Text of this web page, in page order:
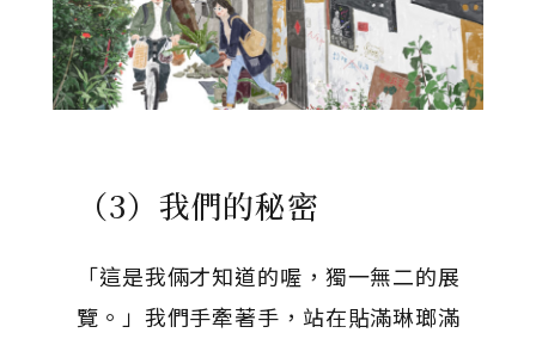
（3）我們的秘密
「這是我倆才知道的喔，獨一無二的展
覽。」我們手牽著手，站在貼滿琳瑯滿